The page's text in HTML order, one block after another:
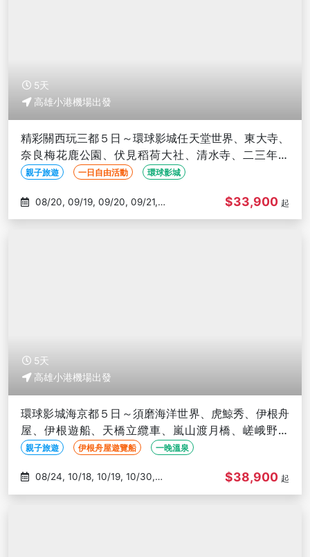
5天
高雄小港機場出發
精彩關西玩三都５日～環球影城任天堂世界、東大寺、
奈良梅花鹿公園、伏見稻荷大社、清水寺、二三年坂
道-高雄出發
親子旅遊 一日自由活動 環球影城
09/26
$33,900 起
5天
高雄小港機場出發
環球影城海京都５日～須磨海洋世界、虎鯨秀、伊根舟
屋、伊根遊船、天橋立纜車、嵐山渡月橋、嵯峨野竹
林、溫泉美食饗宴-高雄出發
親子旅遊 伊根舟屋遊覽船 一晚溫泉
11/01
$38,900 起